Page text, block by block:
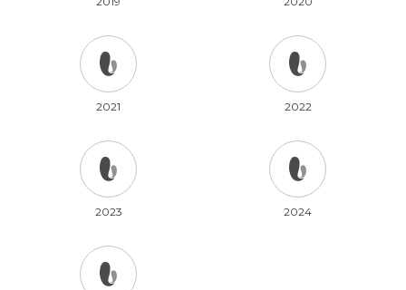
2021 2022
2023 2024